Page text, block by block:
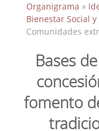
Inicio
Presentación
Anexos convocatorias
Teleasistencia
Organigrama »
Bienestar Social
Comunidades
Bases
fomento